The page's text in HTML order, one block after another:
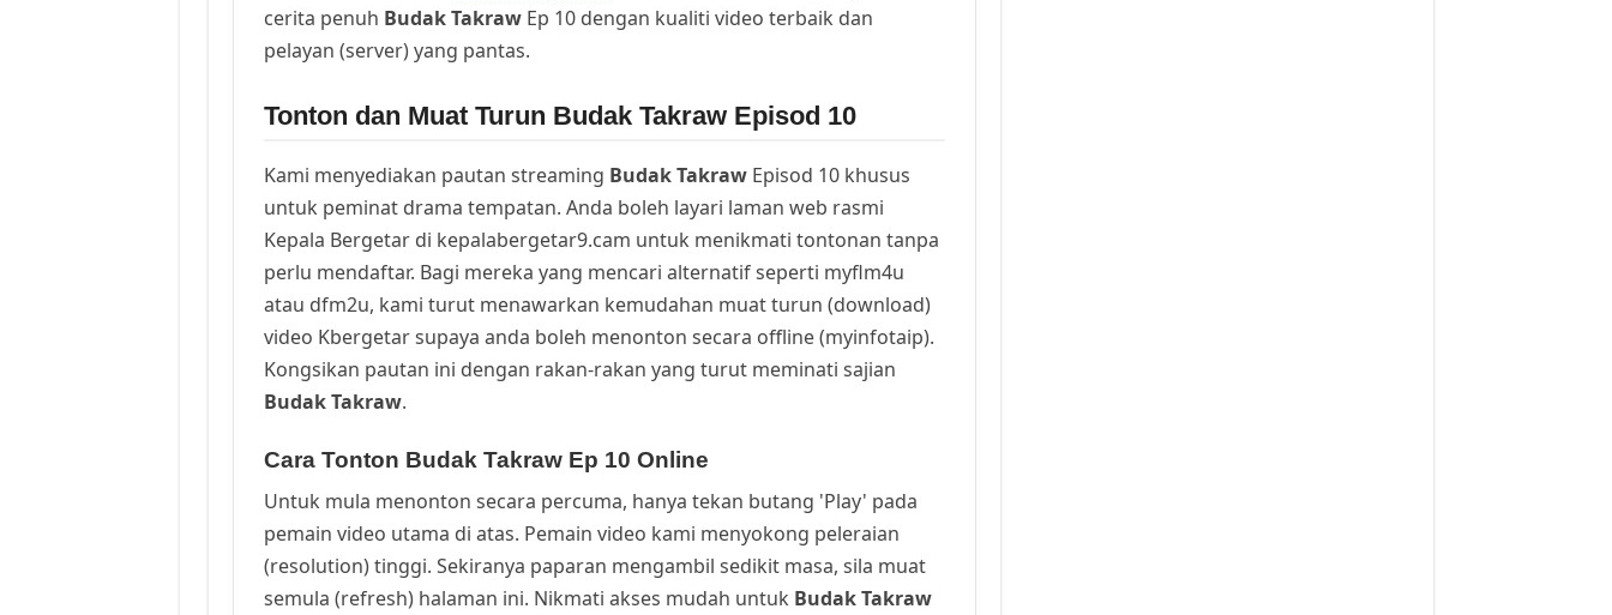
cerita penuh Budak TakrawEp 10 dengan kualiti video terbaik dan
pelayan (server) yang pantas.
Tonton dan Muat Turun Budak Takraw Episod 10
Kami menyediakan pautan streaming Budak TakrawEpisod 10 khusus
untuk peminat drama tempatan. Anda boleh layari laman web rasmi
Kepala Bergetar di kepalabergetar9.cam untuk menikmati tontonan tanpa
perlu mendaftar. Bagi mereka yang mencari alternatif seperti myflm4u
atau dfm2u, kami turut menawarkan kemudahan muat turun (download)
video Kbergetar supaya anda boleh menonton secara offline (myinfotaip).
Kongsikan pautan ini dengan rakan-rakan yang turut meminati sajian
Budak Takraw.
Cara Tonton Budak Takraw Ep 10 Online
Untuk mula menonton secara percuma, hanya tekan butang 'Play' pada
pemain video utama di atas. Pemain video kami menyokong peleraian
(resolution) tinggi. Sekiranya paparan mengambil sedikit masa, sila muat
semula (refresh) halaman ini. Nikmati akses mudah untuk Budak Takraw